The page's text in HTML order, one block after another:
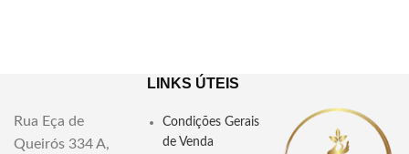
Rua Eça de
Queirós 334 A,
LINKS ÚTEIS
Condições Gerais
de Venda